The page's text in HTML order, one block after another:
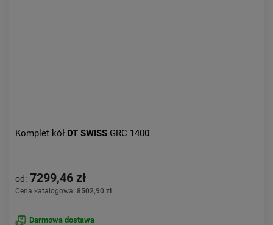
Komplet kół DT SWISS GRC 1400
od: 7299,46 zł
Cena katalogowa: 8502,90 zł
Darmowa dostawa